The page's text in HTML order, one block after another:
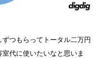
つもらってトータル二万円
代に使いたいなと思いま